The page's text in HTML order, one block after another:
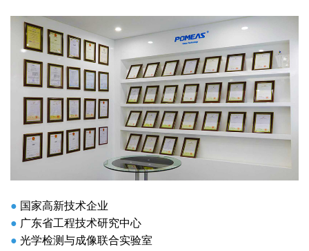
● 国家高新技术企业
● 广东省工程技术研究中心
● 光学检测与成像联合实验室